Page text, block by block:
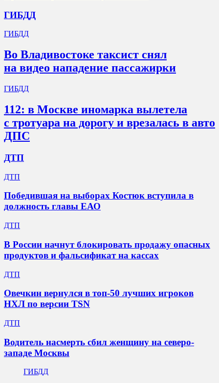
ГИБДД
ГИБДД
Во Владивостоке таксист снял
на видео нападение пассажирки
ГИБДД
112: в Москве иномарка вылетела
с тротуара на дорогу и врезалась в авто
ДПС
ДТП
ДТП
Победившая на выборах Костюк вступила в
должность главы ЕАО
ДТП
В России начнут блокировать продажу опасных
продуктов и фальсификат на кассах
ДТП
Овечкин вернулся в топ-50 лучших игроков
НХЛ по версии TSN
ДТП
Водитель насмерть сбил женщину на северо-
западе Москвы
ГИБДД